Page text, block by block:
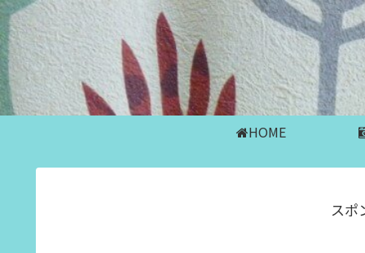
HOME
スポ